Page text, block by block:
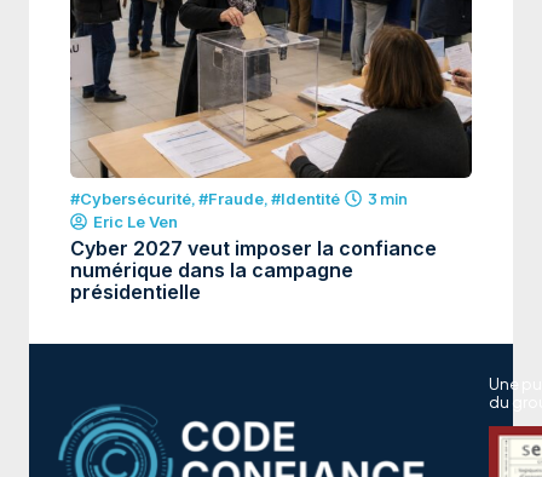
#Cybersécurité,#Fraude,#Identité
3 min
Eric Le Ven
Cyber 2027 veut imposer la confiance
numérique dans la campagne
présidentielle
Une
du